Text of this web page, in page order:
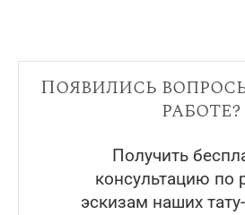
Появились
работе?
Получить
консультацию по
эскизам наших